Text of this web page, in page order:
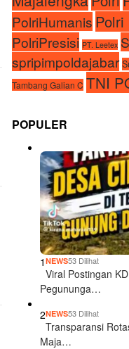
PolriHumanis Polri
PolriPresisi PT. Leetex
spripimpoldajabar
Tambang Galian C TNI
POPULER
1NEWS53 Dilihat
Viral Postingan
Pegununga…
2NEWS53 Dilihat
Transparansi
Maja…